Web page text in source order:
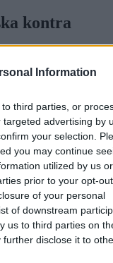
Information
third parties, or
advertising by
your selection.
you may continue
utilized by us or
prior to your opt-
of your personal
of downstream
us to third parties on
further disclose it to
kontra
klasę, to nawet
systemy, które
podpisywania
się danymi o